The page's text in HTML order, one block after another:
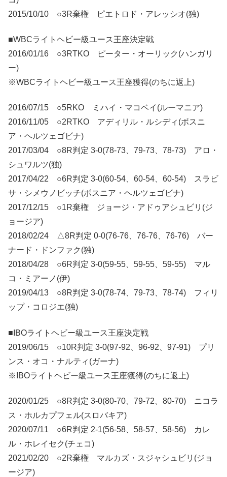
2015/10/10 ○3R棄権 ピエトロド・アレッシオ(独)
■WBCライトヘビー級ユース王座決定戦
2016/01/16 ○3RTKO ピーター・オーリック(ハンガリ
ー)
※WBCライトヘビー級ユース王座獲得(のちに返上)
2016/07/15 ○5RKO ミハイ・マコベイ(ルーマニア)
2016/11/05 ○2RTKO アディリル・ルシディ(ボスニ
ア・ヘルツェゴビナ)
2017/03/04 ○8R判定 3-0(78-73、79-73、78-73) アロ・
シュワルツ(独)
2017/04/22 ○6R判定 3-0(60-54、60-54、60-54) スラビ
サ・シメウノビッチ(ボスニア・ヘルツェゴビナ)
2017/12/15 ○1R棄権 ジョージ・アドゥアシュビリ(ジ
ョージア)
2018/02/24 △8R判定 0-0(76-76、76-76、76-76) バー
ナード・ドンファク(独)
2018/04/28 ○6R判定 3-0(59-55、59-55、59-55) マル
コ・ミアーノ(伊)
2019/04/13 ○8R判定 3-0(78-74、79-73、78-74) フィリ
ップ・コロジエ(独)
■IBOライトヘビー級ユース王座決定戦
2019/06/15 ○10R判定 3-0(97-92、96-92、97-91) プリ
ンス・オコ・ナルティ(ガーナ)
※IBOライトヘビー級ユース王座獲得(のちに返上)
2020/01/25 ○8R判定 3-0(80-70、79-72、80-70) ニコラ
ス・ホルカプフェル(スロバキア)
2020/07/11 ○6R判定 2-1(56-58、58-57、58-56) カレ
ル・ホレイセク(チェコ)
2021/02/20 ○2R棄権 マルカズ・スジャシュビリ(ジョ
ージア)